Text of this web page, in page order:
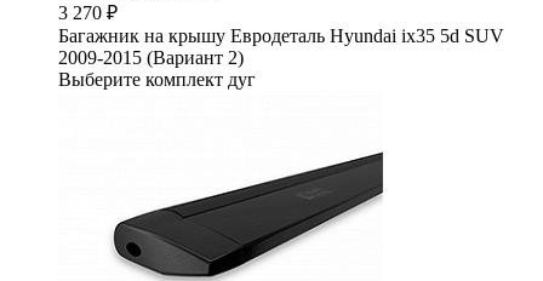
3 270 ₽
Багажник на крышу Евродеталь Hyundai ix35 5d SUV
2009-2015 (Вариант 2)
Выберите комплект дуг